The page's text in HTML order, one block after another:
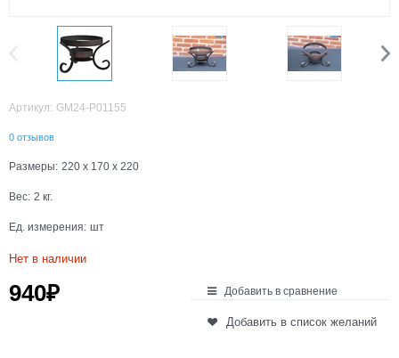
Артикул: GM24-P01155
0 отзывов
Размеры: 220 x 170 x 220
Вес: 2 кг.
Ед. измерения: шт
Нет в наличии
940₽ Добавить в сравнение
Добавить в список желаний